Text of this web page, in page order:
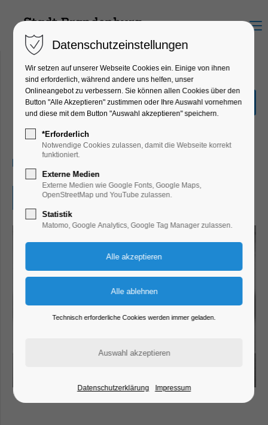
Menu
Ausstellung Swen Bernitz -
Fotografie
Ausstellung, Kunst
Eintritt frei
Datenschutzeinstellungen
Wir setzen auf unserer Webseite Cookies ein. Einige von ihnen
sind erforderlich, während andere uns helfen, unser
Onlineangebot zu verbessern. Sie können allen Cookies über den
Button "Alle Akzeptieren" zustimmen oder Ihre Auswahl vornehmen
und diese mit dem Button "Auswahl akzeptieren" speichern.
*Erforderlich
Notwendige Cookies zulassen, damit die Webseite korrekt
funktioniert.
Externe Medien
Externe Medien wie Google Fonts, Google Maps,
OpenStreetMap und YouTube zulassen.
Statistik
Matomo, Google Analytics, Google Tag Manager zulassen.
Technisch erforderliche Cookies werden immer geladen.
Datenschutzerklärung Impressum